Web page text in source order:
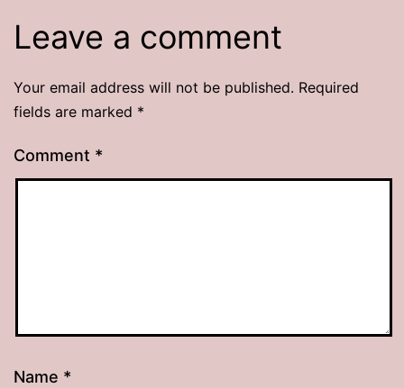
Leave a comment
Your email address will not be published. Required
fields are marked *
Comment *
Name *